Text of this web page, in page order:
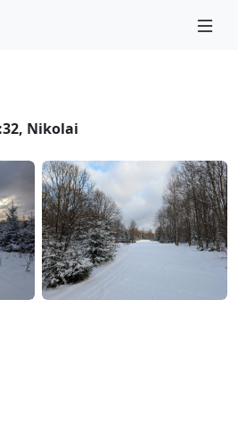
Nikolai